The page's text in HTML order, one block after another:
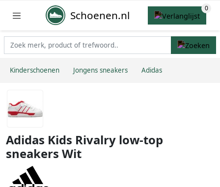
Schoenen.nl
Kinderschoenen Jongens sneakers Adidas
Adidas Kids Rivalry low-top
sneakers Wit